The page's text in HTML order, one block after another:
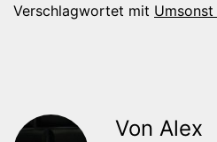
Verschlagwortet mit
Von Alex